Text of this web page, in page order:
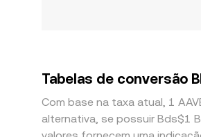
Tabelas de conversão
Com base na taxa atual, 1
alternativa, se possuir Bds$1